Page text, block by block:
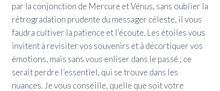
par la conjonction de Mercure et Vénus, sans oublier la
rétrogradation prudente du messager céleste, il vous
faudra cultiver la patience et l’écoute. Les étoiles vous
invitent à revisiter vos souvenirs et à décortiquer vos
émotions, mais sans vous enliser dans le passé ; ce
serait perdre l’essentiel, qui se trouve dans les
nuances. Je vous conseille, quelle que soit votre